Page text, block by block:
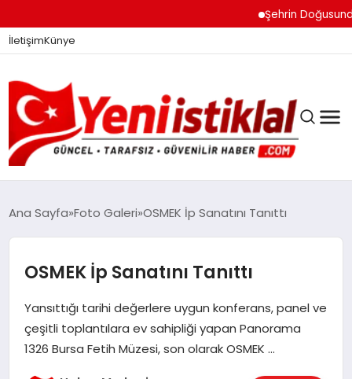
Şehrin
İletişimKünye
DÜNYA
Ana Sayfa Foto Galeri OSMEK İp Sanatını Tanıttı
OSMEK İp Sanatını Tanıttı
Yansıttığı tarihi değerlere uygun konferans, panel ve
çeşitli toplantılara ev sahipliği yapan Panorama
1326 Bursa Fetih Müzesi, son olarak OSMEK …